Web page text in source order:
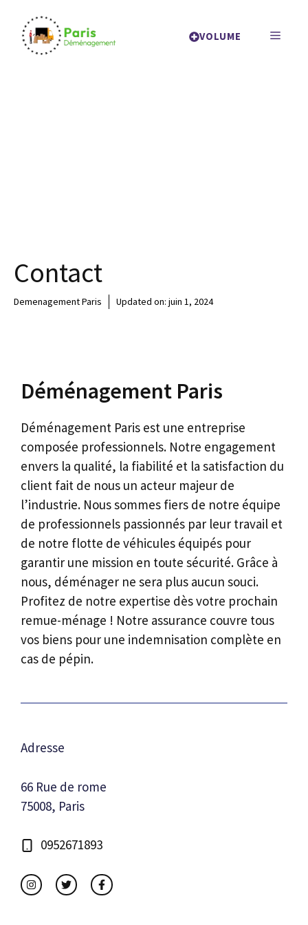
contenu
VOLUME MENU
Contact
Demenagement Paris Updated on: juin 1, 2024
Déménagement Paris
Déménagement Paris est une entreprise
composée professionnels. Notre engagement
envers la qualité, la fiabilité et la satisfaction du
client fait de nous un acteur majeur de
l’industrie. Nous sommes fiers de notre équipe
de professionnels passionnés par leur travail et
de notre flotte de véhicules équipés pour
garantir une mission en toute sécurité. Grâce à
nous, déménager ne sera plus aucun souci.
Profitez de notre expertise dès votre prochain
remue-ménage ! Notre assurance couvre tous
vos biens pour une indemnisation complète en
cas de pépin.
Adresse
66 Rue de rome
75008, Paris
0952671893